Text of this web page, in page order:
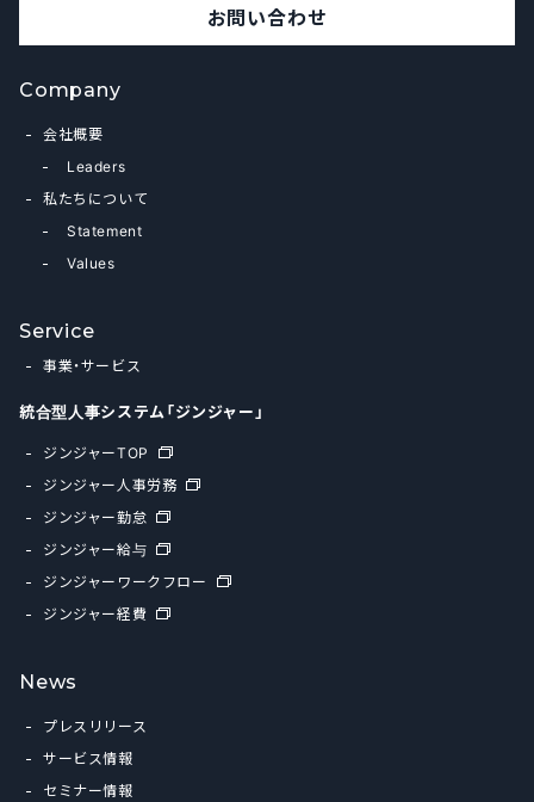
お問い合わせ
Company
会社概要
Leaders
私たちについて
Statement
Values
Service
事業・サービス
統合型人事システム「ジンジャー」
ジンジャーTOP
ジンジャー人事労務
ジンジャー勤怠
ジンジャー給与
ジンジャーワークフロー
ジンジャー経費
News
プレスリリース
サービス情報
セミナー情報